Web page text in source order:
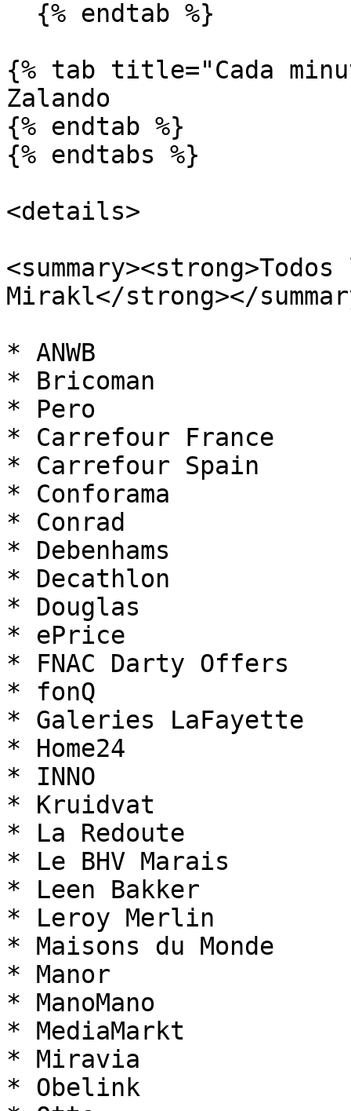
{% tab title="Cada
Zalando
{% endtab %}
{% endtabs %}
<details>
Mirakl</strong></
* ANWB
* Bricoman
* Pero
* Carrefour France
* Carrefour Spain
* Conforama
* Conrad
* Debenhams
* Decathlon
* Douglas
* ePrice
* FNAC Darty Offers
* fonQ
* Galeries LaFayette
* Home24
* INNO
* Kruidvat
* La Redoute
* Le BHV Marais
* Leen Bakker
* Leroy Merlin
* Maisons du Monde
* Manor
* ManoMano
* MediaMarkt
* Miravia
* Obelink